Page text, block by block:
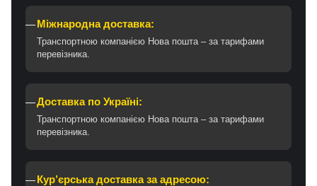
Міжнародна доставка:
Транспортною компанією Нова пошта – за тарифами
перевізника.
Доставка по Україні:
Транспортною компанією Нова пошта – за тарифами
перевізника.
Кур’єрська доставка за адресою: